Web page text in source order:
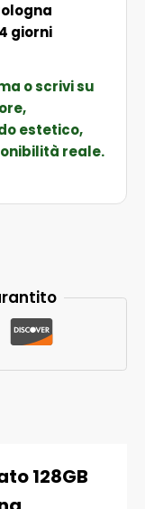
giorni
o scrivi su
estetico,
reale.
128GB